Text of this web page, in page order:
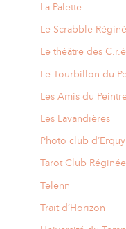
La Palette
Le Scrabble
Le théâtre des
Le Tourbillon du
Les Amis du
Les Lavandières
Photo club d’Erquy
Tarot Club
Telenn
Trait d’Horizon